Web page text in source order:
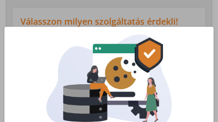
Válasszon milyen szolgáltatás érdekli!
Lakossági Internet
Otthoni internet, telefon és tv
szolgáltatás
Érdekel